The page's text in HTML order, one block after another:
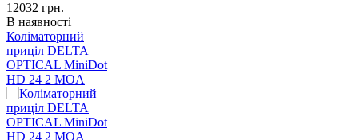
12032 грн.
В наявності
Коліматорний
приціл DELTA
OPTICAL MiniDot
HD 24 2 MOA